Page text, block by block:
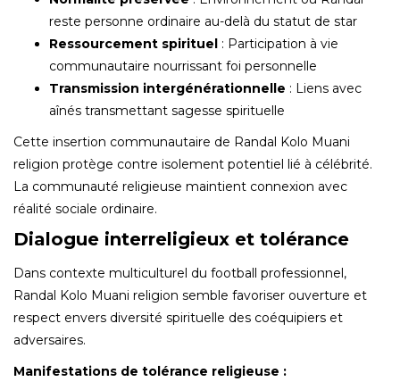
reste personne ordinaire au-delà du statut de star
Ressourcement spirituel : Participation à vie
communautaire nourrissant foi personnelle
Transmission intergénérationnelle : Liens avec
aînés transmettant sagesse spirituelle
Cette insertion communautaire de Randal Kolo Muani
religion protège contre isolement potentiel lié à célébrité.
La communauté religieuse maintient connexion avec
réalité sociale ordinaire.
Dialogue interreligieux et tolérance
Dans contexte multiculturel du football professionnel,
Randal Kolo Muani religion semble favoriser ouverture et
respect envers diversité spirituelle des coéquipiers et
adversaires.
Manifestations de tolérance religieuse :